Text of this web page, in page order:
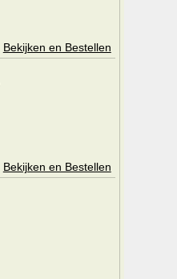
Bekijken en Bestellen
Bekijken en Bestellen